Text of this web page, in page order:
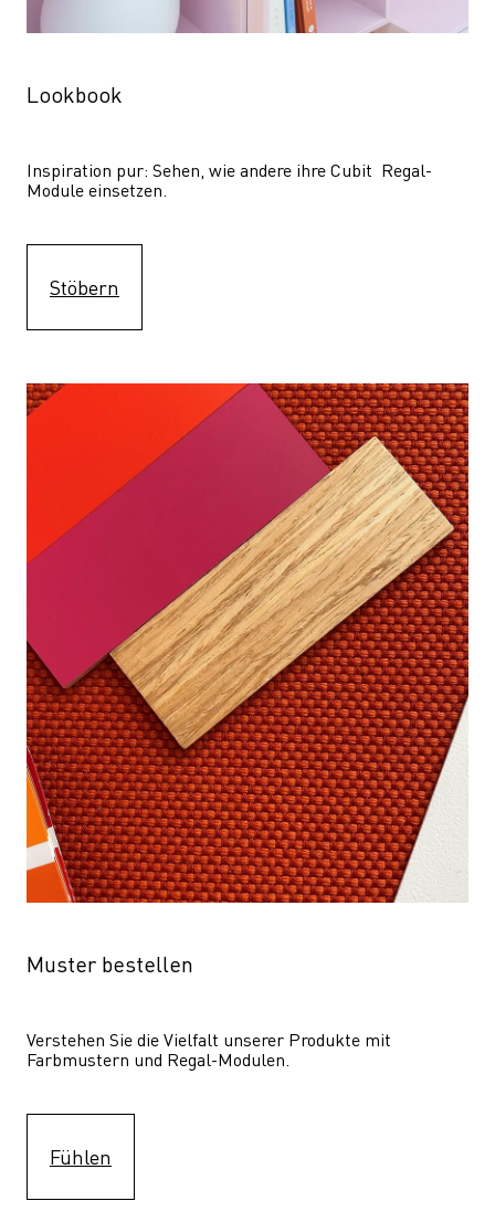
Lookbook
Inspiration pur: Sehen, wie andere ihre Cubit  Regal-
Module einsetzen.
Stöbern
Muster bestellen
Verstehen Sie die Vielfalt unserer Produkte mit
Farbmustern und Regal-Modulen.
Fühlen